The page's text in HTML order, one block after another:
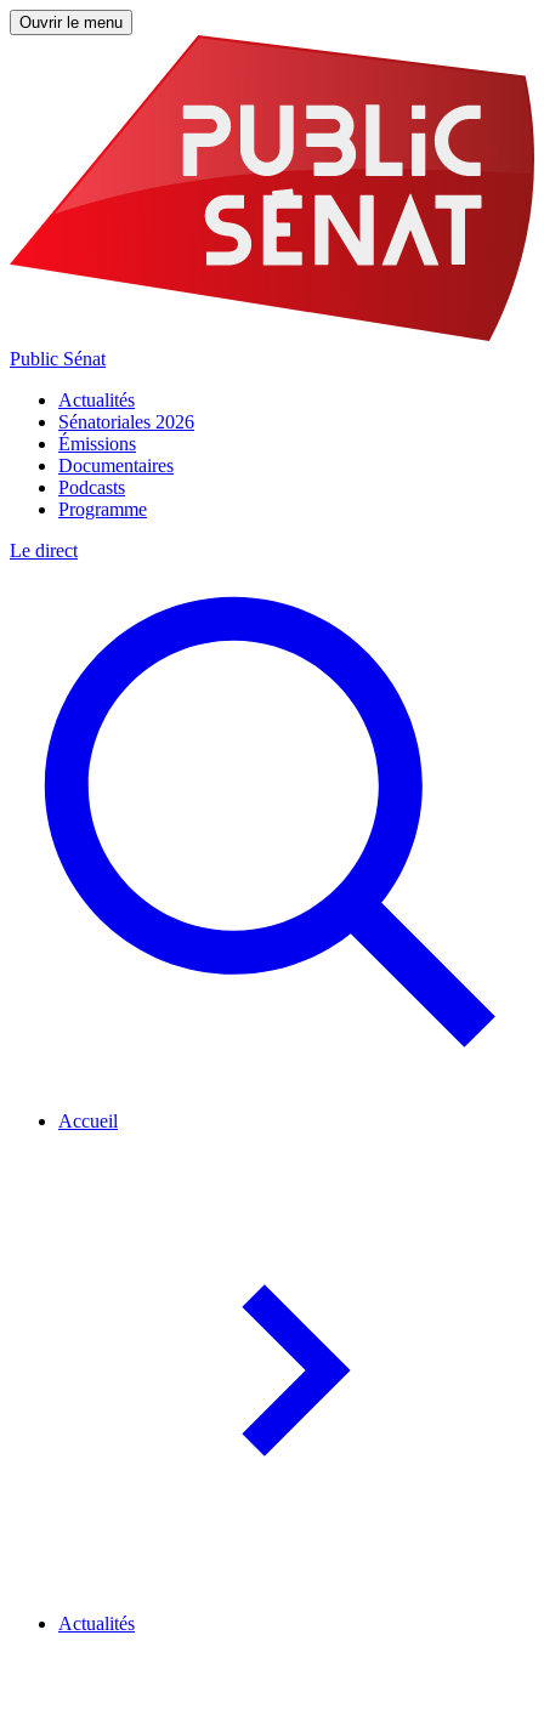
Ouvrir le menu
Public Sénat
Actualités
Sénatoriales 2026
Émissions
Documentaires
Podcasts
Programme
Le direct
Accueil
Actualités